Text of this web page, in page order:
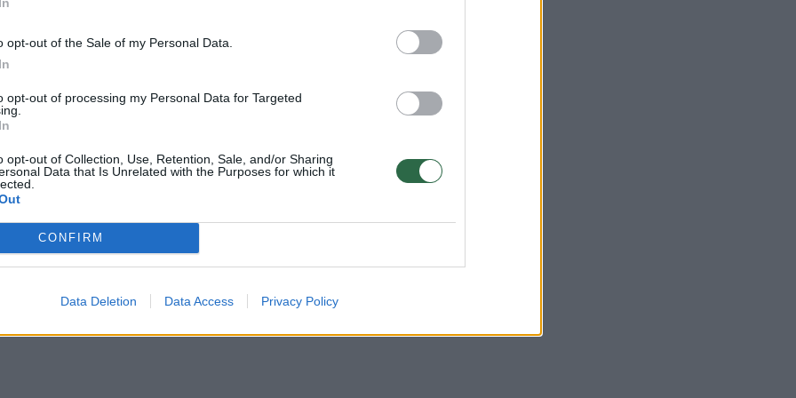
opt-out of the Sale of my Personal Data.
opt-out of processing my Personal Data for Targeted
opt-out of Collection, Use, Retention, Sale, and/or Sharing
Data that Is Unrelated with the Purposes for which it
CONFIRM
Data Deletion Data Access Privacy Policy
bet ir viso negauto atlyginimo.
vartotojai. Prisijunkite prie registruotų
komentaruose!
Prisijungti komentatoriams